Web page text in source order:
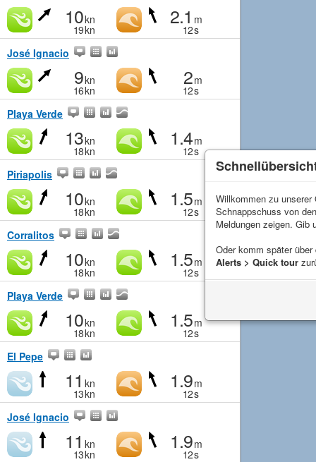
10kn
19kn
2.1 m
12s
José Ignacio
9kn
16kn
2m
12s
Playa Verde
13kn
18kn
1.4m
12s
Piriapolis
10kn
18kn
1.5m
12s
Corralitos
10kn
18kn
1.5m
12s
Playa Verde
10kn
18kn
1.5m
12s
El Pepe
11 kn
13kn
1.9m
12s
José Ignacio
11 kn
13kn
1.9m
12s
Willkommen zu
Schnappschuss von
Meldungen zeigen. Gib
Oder komm später über
Alerts > Quick tour